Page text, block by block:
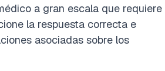
a gran escala que requiere
la respuesta correcta e
asociadas sobre los